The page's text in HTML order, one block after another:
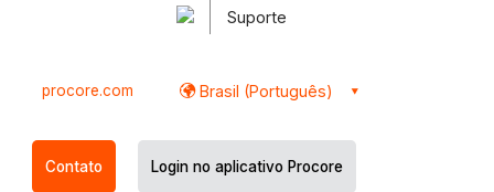
Suporte
procore.com Brasil (Português)
Contato Login no aplicativo Procore